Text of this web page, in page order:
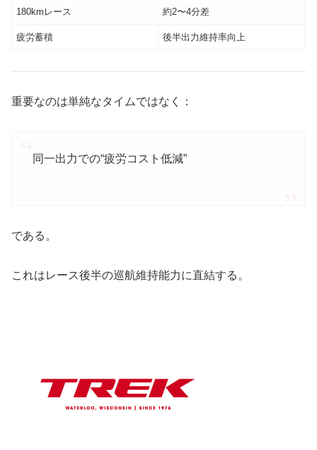
180kmレース 約2〜4分差
疲労蓄積 後半出力維持率向上
重要なのは単純なタイムではなく：
同一出力での“疲労コスト低減”
である。
これはレース後半の巡航維持能力に直結する。